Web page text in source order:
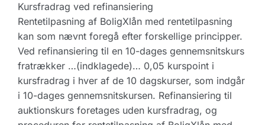
Kursfradrag ved refinansiering
Rentetilpasning af BoligXlån med rentetilpasning
kan som nævnt foregå efter forskellige principper.
Ved refinansiering til en 10-dages gennemsnitskurs
fratrækker …(indklagede)… 0,05 kurspoint i
kursfradrag i hver af de 10 dagskurser, som indgår
i 10-dages gennemsnitskursen. Refinansiering til
auktionskurs foretages uden kursfradrag, og